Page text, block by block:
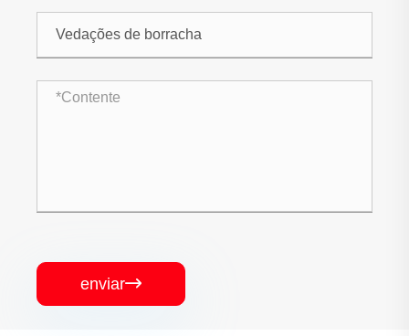
enviar